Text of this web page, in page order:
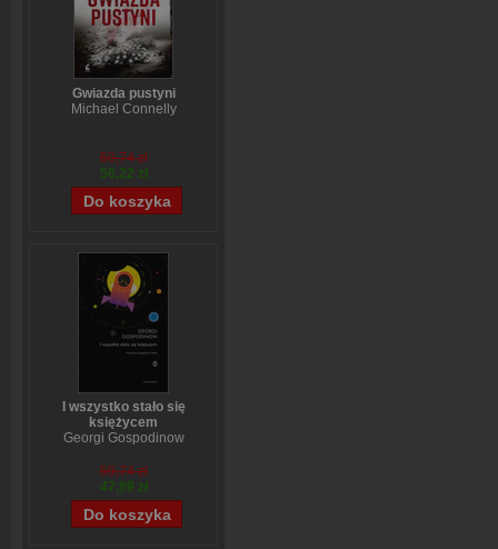
Gwiazda pustyni
Michael Connelly
59,74 zł
56,22 zł
I wszystko stało się
księżycem
Georgi Gospodinow
59,74 zł
47,99 zł